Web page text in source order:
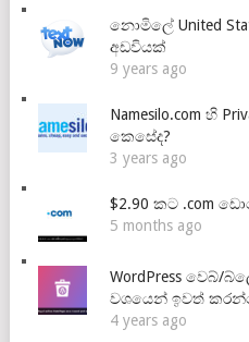
නොමිලේ United
අඩවියක්
9 years ago
Namesilo.com හි
කෙසේද?
3 years ago
$2.90 කට .com
5 months ago
WordPress වෙබ්/
වශයෙන් ඉවත්
4 years ago